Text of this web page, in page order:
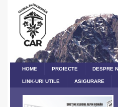
HOME PROIECTE DESPRE
LINK-URI UTILE ASIGURARE